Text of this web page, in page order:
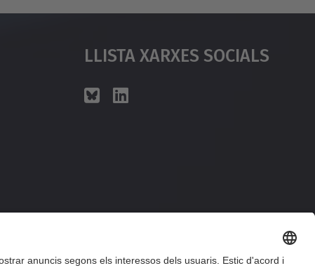
Llista Xarxes Socials